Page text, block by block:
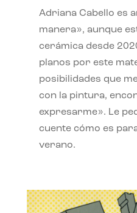
Adriana Cabello es
manera», aunque
cerámica desde
planos por este
posibilidades que
con la pintura,
expresarme». Le
cuente cómo es
verano.